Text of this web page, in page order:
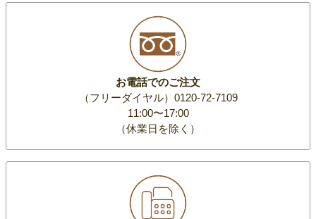
お電話でのご注文
（フリーダイヤル）0120-72-7109
11:00〜17:00
（休業日を除く）